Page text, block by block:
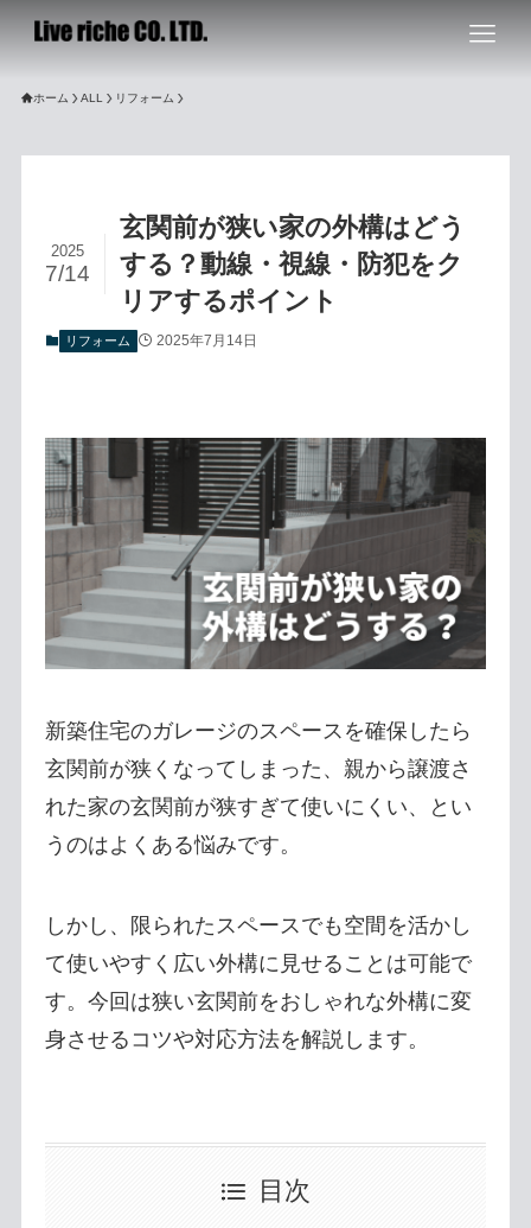
ホーム ALL リフォーム
玄関前が狭い家の外構はどう
する？動線・視線・防犯をク
リアするポイント
2025
7/14
リフォーム 2025年7月14日
新築住宅のガレージのスペースを確保したら
玄関前が狭くなってしまった、親から譲渡さ
れた家の玄関前が狭すぎて使いにくい、とい
うのはよくある悩みです。
しかし、限られたスペースでも空間を活かし
て使いやすく広い外構に見せることは可能で
す。今回は狭い玄関前をおしゃれな外構に変
身させるコツや対応方法を解説します。
目次